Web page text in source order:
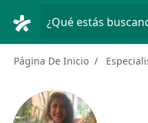
¿Qué estás
Página De Inicio